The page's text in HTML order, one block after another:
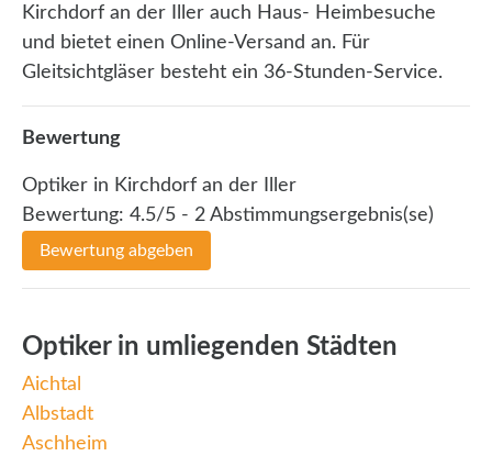
Kirchdorf an der Iller auch Haus- Heimbesuche
und bietet einen Online-Versand an. Für
Gleitsichtgläser besteht ein 36-Stunden-Service.
Bewertung
Optiker in Kirchdorf an der Iller
Bewertung: 4.5/5 - 2 Abstimmungsergebnis(se)
Bewertung abgeben
Optiker in umliegenden Städten
Aichtal
Albstadt
Aschheim